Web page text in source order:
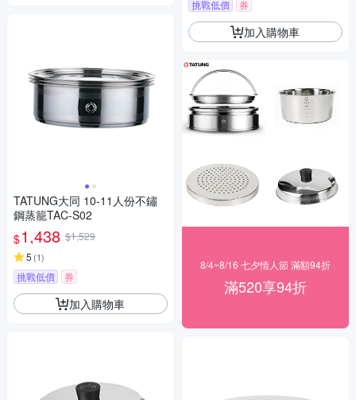
TATUNG大同 10-11人份不鏽
鋼蒸籠TAC-S02
$1,438 $1,529
5 (1)
挑戰低價 券
加入購物車
挑戰低價 券
加入購物車
8/4~8/16 七夕情人節 滿額94折
滿520享94折